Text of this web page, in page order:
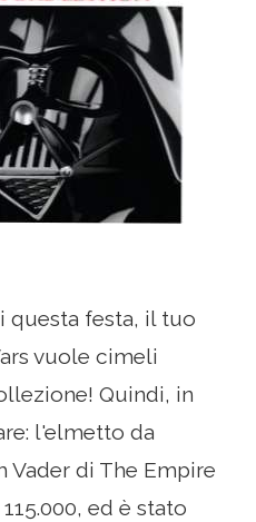
questa festa, il tuo
vuole cimeli
Quindi, in
l'elmetto da
di The Empire
ed è stato